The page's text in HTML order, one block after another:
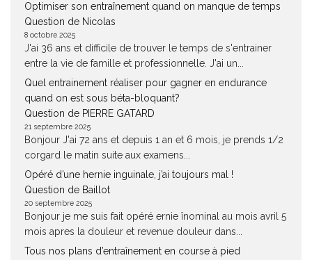
Optimiser son entraînement quand on manque de temps
Question de Nicolas
8 octobre 2025
J'ai 36 ans et difficile de trouver le temps de s'entrainer
entre la vie de famille et professionnelle. J'ai un...
Quel entrainement réaliser pour gagner en endurance
quand on est sous béta-bloquant?
Question de PIERRE GATARD
21 septembre 2025
Bonjour J'ai 72 ans et depuis 1 an et 6 mois, je prends 1/2
corgard le matin suite aux examens...
Opéré d’une hernie inguinale, j’ai toujours mal !
Question de Baillot
20 septembre 2025
Bonjour je me suis fait opéré ernie înominal au mois avril 5
mois apres la douleur et revenue douleur dans...
Tous nos plans d’entraînement en course à pied